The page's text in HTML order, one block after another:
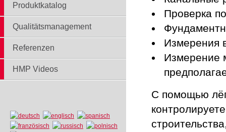
Produktkatalog
Qualitätsmanagement
Referenzen
HMP Videos
Проверка
Измерения
Измерение
С помощью